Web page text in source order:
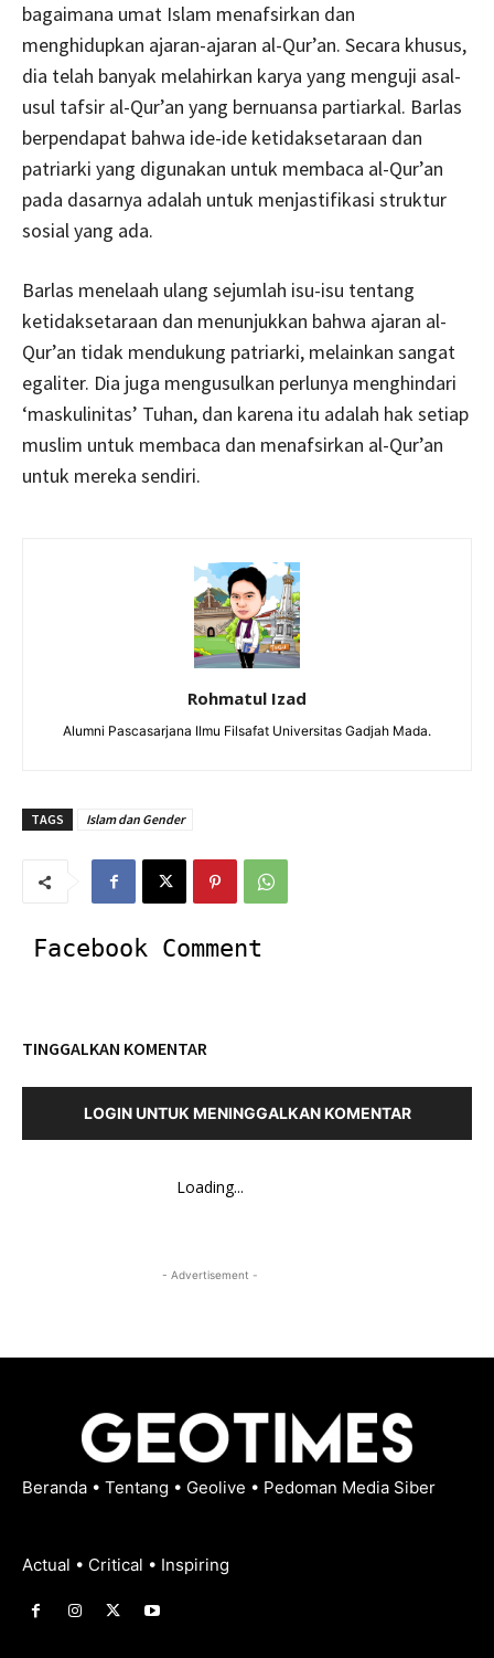
bagaimana umat Islam menafsirkan dan
menghidupkan ajaran-ajaran al-Qur’an. Secara khusus,
dia telah banyak melahirkan karya yang menguji asal-
usul tafsir al-Qur’an yang bernuansa partiarkal. Barlas
berpendapat bahwa ide-ide ketidaksetaraan dan
patriarki yang digunakan untuk membaca al-Qur’an
pada dasarnya adalah untuk menjastifikasi struktur
sosial yang ada.
Barlas menelaah ulang sejumlah isu-isu tentang
ketidaksetaraan dan menunjukkan bahwa ajaran al-
Qur’an tidak mendukung patriarki, melainkan sangat
egaliter. Dia juga mengusulkan perlunya menghindari
‘maskulinitas’ Tuhan, dan karena itu adalah hak setiap
muslim untuk membaca dan menafsirkan al-Qur’an
untuk mereka sendiri.
Rohmatul Izad
Alumni Pascasarjana Ilmu Filsafat Universitas Gadjah Mada.
TAGS Islam dan Gender
Facebook Comment
TINGGALKAN KOMENTAR
LOGIN UNTUK MENINGGALKAN KOMENTAR
Loading...
- Advertisement -
Beranda • Tentang • Geolive • Pedoman Media Siber
Actual • Critical • Inspiring